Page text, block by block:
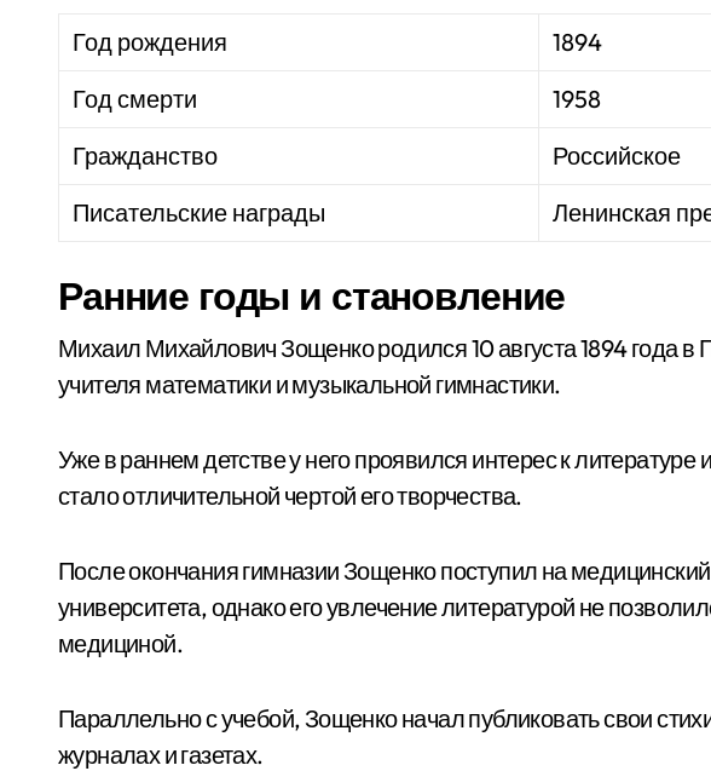
Год рождения
1894
Год смерти
1958
Гражданство
Российское
Писательские награды
Ленинская
Ранние годы и становление
Михаил Михайлович Зощенко родился 10 августа 1894 года в
учителя математики и музыкальной гимнастики.
Уже в раннем детстве у него проявился интерес к
стало отличительной чертой его творчества.
После окончания гимназии Зощенко поступил на медицинский
университета, однако его увлечение литературой не
медициной.
Параллельно с учебой, Зощенко начал публиковать свои
журналах и газетах.